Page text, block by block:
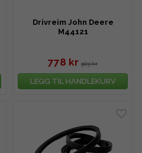
Drivreim John Deere
M44121
778 kr 903 kr
LEGG TIL HANDLEKURV